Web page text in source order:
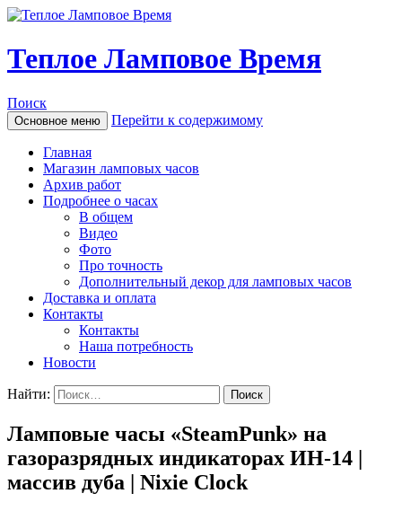
Теплое Ламповое Время
Поиск
Основное меню Перейти к содержимому
Главная
Магазин ламповых часов
Архив работ
Подробнее о часах
В общем
Видео
Фото
Про точность
Дополнительный декор для ламповых часов
Доставка и оплата
Контакты
Контакты
Наша потребность
Новости
Найти:
Ламповые часы «SteamPunk» на
газоразрядных индикаторах ИН-14 |
массив дуба | Nixie Clock